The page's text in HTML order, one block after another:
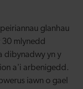
glanhau
30 mlynedd
dibynadwy yn y
a'i arbenigedd.
iawn o gael